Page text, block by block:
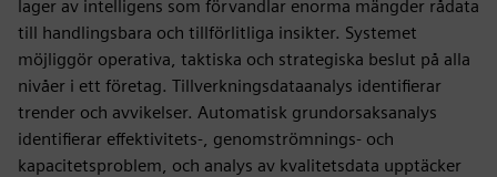
lager av intelligens som förvandlar enorma mängder rådata
till handlingsbara och tillförlitliga insikter. Systemet
möjliggör operativa, taktiska och strategiska beslut på alla
nivåer i ett företag. Tillverkningsdataanalys identifierar
trender och avvikelser. Automatisk grundorsaksanalys
identifierar effektivitets-, genomströmnings- och
kapacitetsproblem, och analys av kvalitetsdata upptäcker